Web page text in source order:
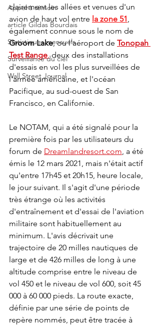
Appel à témoin
article Gildas Bourdais
Statistiques mensuels
Surveillance du ciel
Wall Street Journal
clairement les allées et venues d'un
avion de haut vol entre la zone 51
également connue sous le nom de
Groom Lake, ou l'aéroport de Tonopah
Test Range deux des installations
d'essais en vol les plus surveillées de
l'armée américaine, et l'océan
Pacifique, au sud-ouest de San
Francisco, en Californie.
Le NOTAM, qui a été signalé pour la
première fois par les utilisateurs du
forum de Dreamlandresort.com , a été
émis le 12 mars 2021, mais n'était actif
qu'entre 17h45 et 20h15, heure locale,
le jour suivant. Il s'agit d'une période
très étrange où les activités
d'entraînement et d'essai de l'aviation
militaire sont habituellement au
minimum. L'avis décrivait une
trajectoire de 20 milles nautiques de
large et de 426 milles de long à une
altitude comprise entre le niveau de
vol 450 et le niveau de vol 600, soit 45
000 à 60 000 pieds. La route exacte,
définie par une série de points de
repère nommés, peut être tracée à